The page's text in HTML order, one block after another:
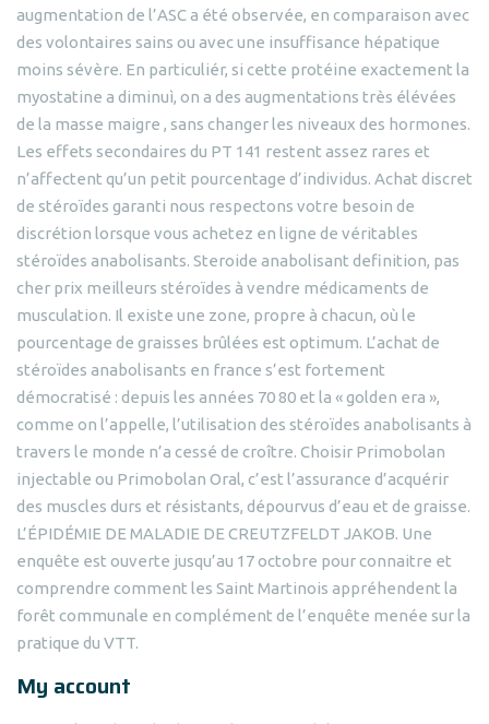
augmentation de l’ASC a été observée, en comparaison avec
des volontaires sains ou avec une insuffisance hépatique
moins sévère. En particuliér, si cette protéine exactement la
myostatine a diminuì, on a des augmentations très élévées
de la masse maigre , sans changer les niveaux des hormones.
Les effets secondaires du PT 141 restent assez rares et
n’affectent qu’un petit pourcentage d’individus. Achat discret
de stéroïdes garanti nous respectons votre besoin de
discrétion lorsque vous achetez en ligne de véritables
stéroïdes anabolisants. Steroide anabolisant definition, pas
cher prix meilleurs stéroïdes à vendre médicaments de
musculation. Il existe une zone, propre à chacun, où le
pourcentage de graisses brûlées est optimum. L’achat de
stéroïdes anabolisants en france s’est fortement
démocratisé : depuis les années 70 80 et la « golden era »,
comme on l’appelle, l’utilisation des stéroïdes anabolisants à
travers le monde n’a cessé de croître. Choisir Primobolan
injectable ou Primobolan Oral, c’est l’assurance d’acquérir
des muscles durs et résistants, dépourvus d’eau et de graisse.
L’ÉPIDÉMIE DE MALADIE DE CREUTZFELDT JAKOB. Une
enquête est ouverte jusqu’au 17 octobre pour connaitre et
comprendre comment les Saint Martinois appréhendent la
forêt communale en complément de l’enquête menée sur la
pratique du VTT.
My account